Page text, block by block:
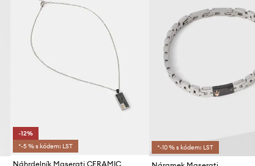
-12%
*-5 % s kódem: LST
Náhrdelník Maserati CERAMIC
*-10 % s kódem: LST